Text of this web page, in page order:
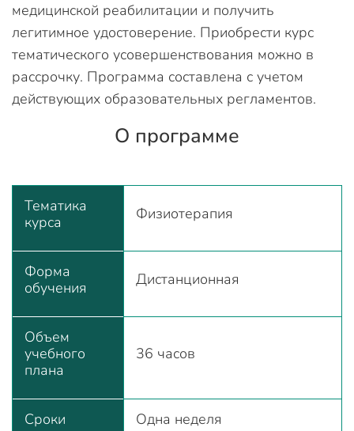
медицинской реабилитации и получить
легитимное удостоверение. Приобрести курс
тематического усовершенствования можно в
рассрочку. Программа составлена с учетом
действующих образовательных регламентов.
О программе
Тематика
курса
Физиотерапия
Форма
обучения
Дистанционная
Объем
учебного
плана
36 часов
Сроки Одна неделя